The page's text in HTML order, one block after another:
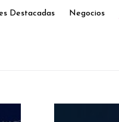
Destacadas Negocios